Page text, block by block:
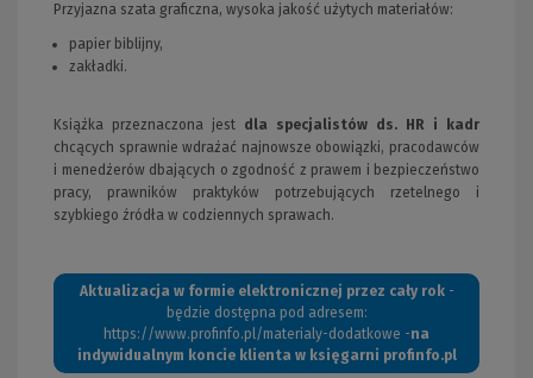
Przyjazna szata graficzna, wysoka jakość użytych materiałów:
papier biblijny,
zakładki.
Książka przeznaczona jest dla specjalistów ds. HR i kadr
chcących sprawnie wdrażać najnowsze obowiązki, pracodawców
i menedżerów dbających o zgodność z prawem i bezpieczeństwo
pracy, prawników praktyków potrzebujących rzetelnego i
szybkiego źródła w codziennych sprawach.
Aktualizacja w formie elektronicznej przez cały rok-
będzie dostępna pod adresem:
https://www.profinfo.pl/materialy-dodatkowe -na
indywidualnym koncie klienta w księgarni profinfo.pl